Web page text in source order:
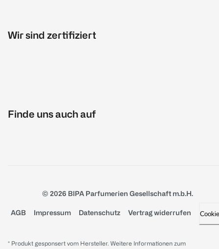
Wir sind zertifiziert
Finde uns auch auf
© 2026 BIPA Parfumerien Gesellschaft m.b.H.
AGB Impressum Datenschutz Vertrag widerrufen
* Produkt gesponsert vom Hersteller. Weitere Informationen zum